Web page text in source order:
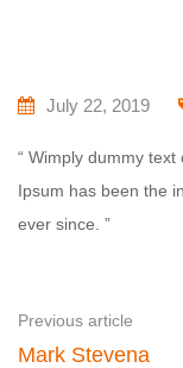
July 22, 2019
“ Wimply dummy
Ipsum has been the
ever since. ”
Previous article
Mark Stevena